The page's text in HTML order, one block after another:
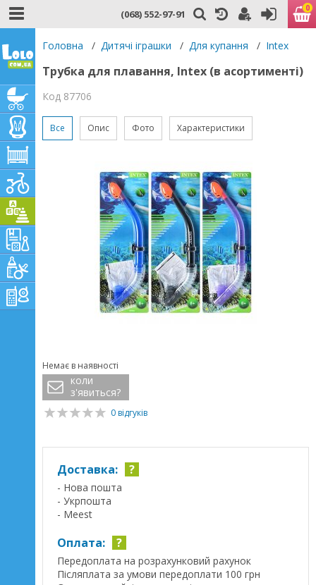
(068) 552-97-91 0
Головна / Дитячі іграшки / Для купання / Intex
Трубка для плавання, Intex (в асортименті)
Код 87706
Все Опис Фото Характеристики
Немає в наявності
коли
з'явиться?
0 відгуків
Доставка: ?
- Нова пошта
- Укрпошта
- Meest
Оплата: ?
Передоплата на розрахунковий рахунок
Післяплата за умови передоплати 100 грн